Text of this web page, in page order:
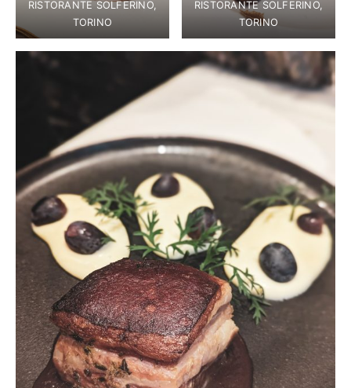
RISTORANTE SOLFERINO,
TORINO
RISTORANTE SOLFERINO,
TORINO